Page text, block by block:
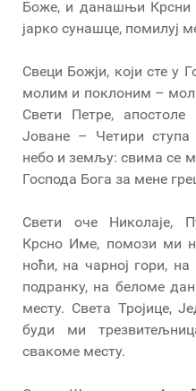
Боже, и данашњи Крсни
јарко сунашце, помилуј
Свеци Божји, који сте у
молим и поклоним –
Свети Петре,
Јоване – Четири ступа
небо и земљу: свима се
Господа Бога за мене
Свети оче Николаје,
Крсно Име, помози ми
ноћи, на чарној гори,
подранку, на беломе
месту. Света Тројице,
буди ми
свакоме месту.